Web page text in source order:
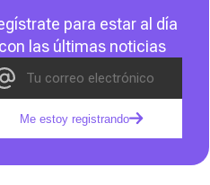
para estar al día
con las últimas noticias
Me estoy registrando